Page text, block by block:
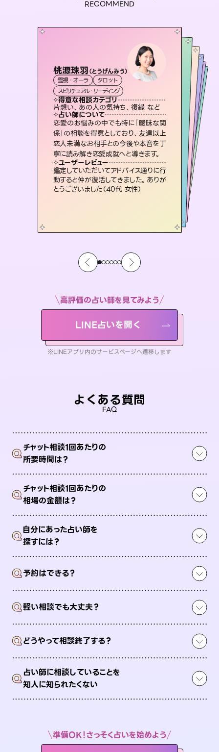
RECOMMEND
桃源珠羽（とうげんみう）
霊視・オーラ
タロット
スピリチュアル・リーディング
得意な相談カテゴリ
片想い、あの人の気持ち、復縁 など
占い師について
恋愛のお悩みの中でも特に「曖昧な関
係」の相談を得意としており、友達以上
恋人未満なお相手との今後や本音を丁
寧に読み解き恋愛成就へと導きます。
ユーザーレビュー
鑑定していただいてアドバイス通りに行
動すると仲が復活してきました。ありが
とうございました（40代 女性）
セラピスト理恵
霊視・オーラ タロット
スピリチュアル・リーディング
得意な相談カテゴリ
片想い、二人の未来、年の差 など
占い師について
連絡再開、復縁、成就などの報告実績
多数。セラピストとして2万超の施術経
験があるからこそできる鑑定で、より良
い未来をサポートします。
ユーザーレビュー
とても心温まる鑑定でした。しかもこち
らは何も言っていないのに視えていらっ
しゃるんだなと驚きです（30代女性）
おう 霊感オラクル
霊視・オーラ
オラクルカード
得意な相談カテゴリ
恋愛総合、あの人の気持ち など
占い師について
霊視×オラクルカードを使って「今」と
「未来」そして「気になるあの人の気持
ち」まで丁寧に読み解き、恋や人生のヒ
ントを優しく引き出します。
ユーザーレビュー
不安な気持ちが嘘みたいに晴れまし
た…！よく視えていらっしゃるんだなと
感じました（40代 女性）
未来視師＊花
霊視・オーラ
スピリチュアル・リーディング
得意な相談カテゴリ
出逢い、片想い、復縁 など
占い師について
未来には何パターンもの選択肢があります。不安で視えにくくなっているあなたの素敵な未来を見つけ、その未来を選択できるようアドバイスします。
ユーザーレビュー
職場の人の性質や人間関係、本心など
本当によく視えていてびっくり。対策が
打てて前向きになれます（40代）
アイリス -iris-
西洋占星術
ルーン
得意な相談カテゴリ
恋愛総合、片想い、二人の未来 など
占い師について
復縁、恋愛、不倫の行方、同性愛や片
思い、仕事関係や借金問題まで知りた
いことや心の負担になっていることを
紐解き、背中をそっと押して導きます。
ユーザーレビュー
安心感のあり、言い切ってくれる所や濁
さない鑑定のおかげで、毎回自分の気
持ちを整えられます（30代 男性）
彗望（すいぼう
霊視・オーラ
スピリチュアル・リーディング
得意な相談カテゴリ
片想い、あの人の気持ち、復縁 など
占い師について
3,700年以上の歴史を持つ東洋最古の
占術「易占」で詳細まで占い、幸せへ向
かう道筋を示します。厳しい結果にも具
体的な対策をお伝えします。
ユーザーレビュー
複雑な背景もしっかり聞いて鑑定して
いただけました。気持ちが楽になりまし
た（50代 女性）
高評価の占い師を見てみよう
LINE占いを開く
※LINEアプリ内のサービスページへ遷移します
よくある質問
FAQ
Qチャット相談1回あたりの
所要時間は？
Qチャット相談1回あたりの
相場の金額は？
Q自分にあった占い師を
探すには？
Q予約はできる？
Q軽い相談でも大丈夫？
Qどうやって相談終了する？
Q占い師に相談していることを
知人に知られたくない
準備OK！さっそく占いを始めよう